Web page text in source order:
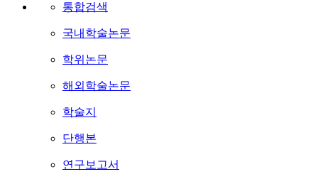
통합검색
국내학술논문
학위논문
해외학술논문
학술지
단행본
연구보고서